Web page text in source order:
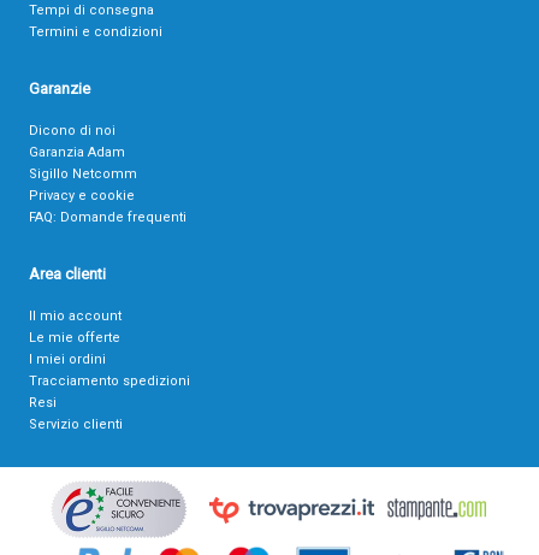
Tempi di consegna
Termini e condizioni
Garanzie
Dicono di noi
Garanzia Adam
Sigillo Netcomm
Privacy e cookie
FAQ: Domande frequenti
Area clienti
Il mio account
Le mie offerte
I miei ordini
Tracciamento spedizioni
Resi
Servizio clienti